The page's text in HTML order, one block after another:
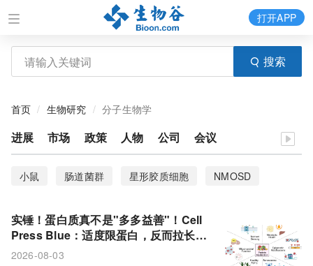
搜索
打开APP
首页 生物研究 分子生物学
进展 市场 政策 人物 公司 会议
小鼠 肠道菌群 星形胶质细胞
NMOSD
蛋白质限制
树突状细胞 代谢性疾病
衰老
热量
实锤！蛋白质真不是"多多益善"！Cell
Press Blue：适度限蛋白，反而拉长健
康寿命
2026-08-03